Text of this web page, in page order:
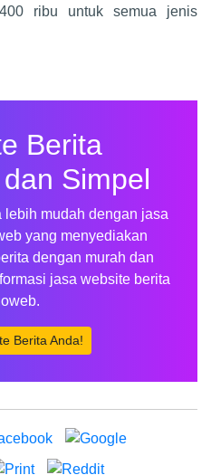
ribu untuk semua jenis
Berita
Simpel
lebih mudah dengan jasa
yang menyediakan
dengan murah dan
jasa website berita
Berita Anda!